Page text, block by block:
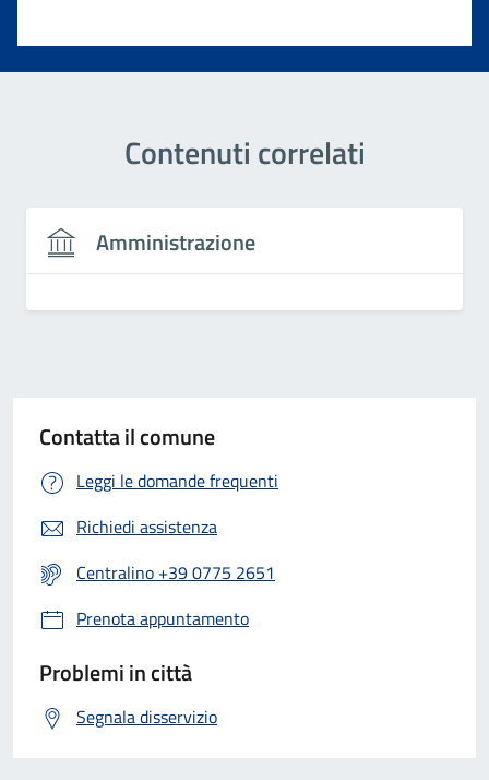
Contenuti correlati
Amministrazione
Contatta il comune
Leggi le domande frequenti
Richiedi assistenza
Centralino +39 0775 2651
Prenota appuntamento
Problemi in città
Segnala disservizio